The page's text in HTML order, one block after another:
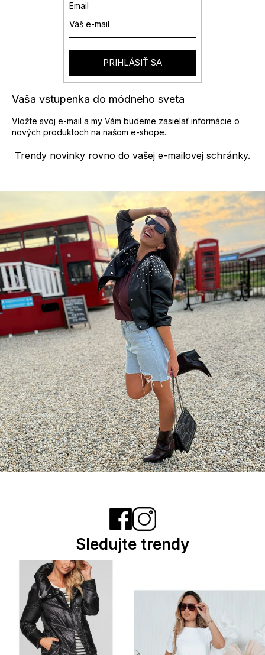
e
p
r
v
k
v
p
i
u
Trendy novinky rovno do vašej e-mailovej schránky.
Vaša vstupenka do módneho sveta
Vložte svoj e-mail a my Vám budeme zasielať informácie o
nových produktoch na našom e-shope.
Email
PRIHLÁSIŤ SA